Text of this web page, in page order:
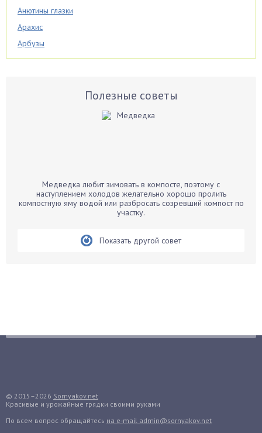
Анютины глазки
Арахис
Арбузы
Аспарагус
Бархатцы
Бегония
Вазоны
Вредители
Гардения
Полезные советы
Медведка любит зимовать в компосте, поэтому с
наступлением холодов желательно хорошо пролить
компостную яму водой или разбросать созревший компост по
участку.
Показать другой совет
© 2015–2026 Sornyakov.net
Красивые и урожайные грядки своими руками
По всем вопрос обращайтесь на e-mail admin@sornyakov.net